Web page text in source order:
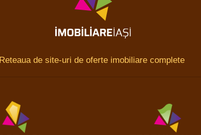
Reteaua de site-uri de oferte imobiliare complete